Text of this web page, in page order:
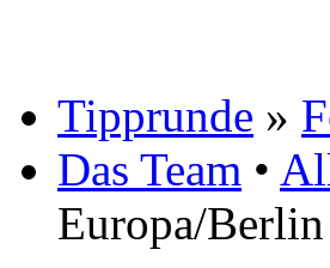
Tipprunde »
Das Team •
Europa/